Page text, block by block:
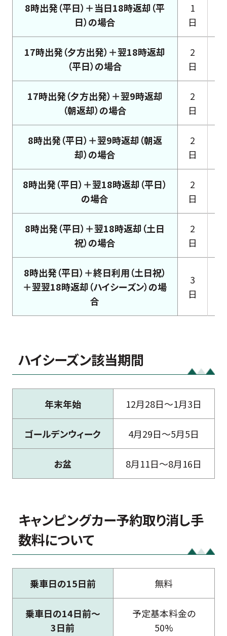
8時出発（平日）＋当日18時返却（平
日）の場合
1
日
17時出発（夕方出発）＋翌18時返却
（平日）の場合
2
日
17時出発（夕方出発）＋翌9時返却
（朝返却）の場合
2
日
8時出発（平日）＋翌9時返却（朝返
却）の場合
2
日
8時出発（平日）＋翌18時返却（平日）
の場合
2
日
8時出発（平日）＋翌18時返却（土日
祝）の場合
2
日
8時出発（平日）＋終日利用（土日祝）
＋翌翌18時返却（ハイシーズン）の場
合
3
日
ハイシーズン該当期間
年末年始 12月28日～1月3日
ゴールデンウィーク 4月29日～5月5日
お盆 8月11日～8月16日
キャンピングカー予約取り消し手
数料について
乗車日の15日前 無料
乗車日の14日前〜
3日前
予定基本料金の
50%